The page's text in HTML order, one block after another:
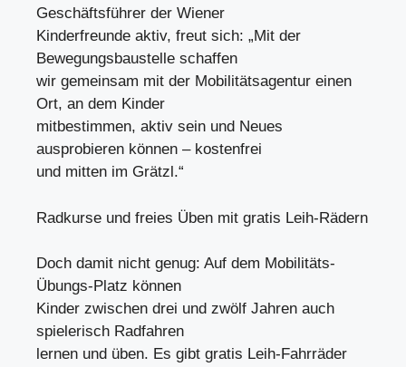
Geschäftsführer der Wiener
Kinderfreunde aktiv, freut sich: „Mit der
Bewegungsbaustelle schaffen
wir gemeinsam mit der Mobilitätsagentur einen
Ort, an dem Kinder
mitbestimmen, aktiv sein und Neues
ausprobieren können – kostenfrei
und mitten im Grätzl.“
Radkurse und freies Üben mit gratis Leih-Rädern
Doch damit nicht genug: Auf dem Mobilitäts-
Übungs-Platz können
Kinder zwischen drei und zwölf Jahren auch
spielerisch Radfahren
lernen und üben. Es gibt gratis Leih-Fahrräder